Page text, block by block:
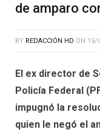
de amparo
BY REDACCIÓN HD ON 15/
El ex director de
Policía Federal
impugnó la
quien le negó el